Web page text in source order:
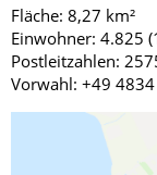
Fläche: 8,27 km²
Einwohner: 4.825
Postleitzahlen:
Vorwahl: +49 4834